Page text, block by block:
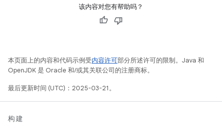
该内容对您有帮助吗？
本页面上的内容和代码示例受内容许可部分所述许可的限制。Java 和
OpenJDK 是 Oracle 和/或其关联公司的注册商标。
最后更新时间 (UTC)：2025-03-21。
构建